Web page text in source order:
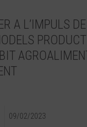
A L’IMPULS DE
09/02/2023